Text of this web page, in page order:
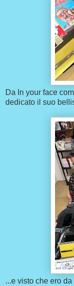
Da In your face
dedicato il suo
...e visto che ero